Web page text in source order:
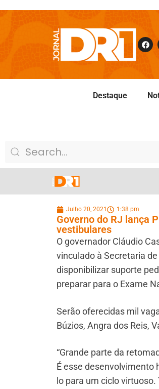
Destaque
Julho 20, 2021 1:38 pm
Governo do RJ lança
vestibulares
O governador Cláudio
vinculado à Secretaria
disponibilizar suporte
preparar para o Exame
Serão oferecidas mil
Búzios, Angra dos Reis,
“Grande parte da
É esse desenvolvimento
lo para um ciclo